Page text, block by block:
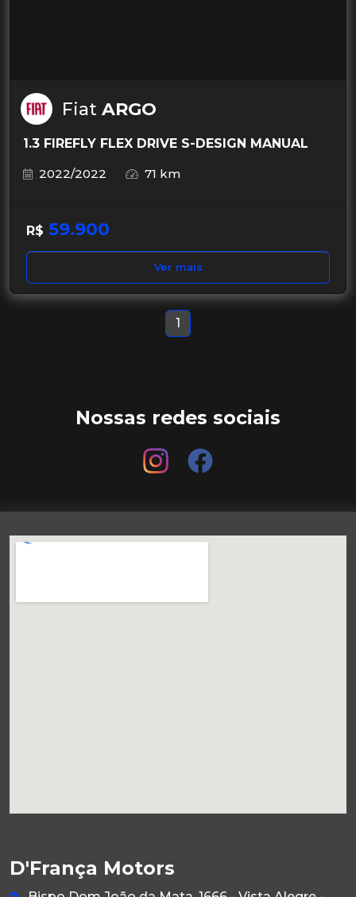
Fiat ARGO
1.3 FIREFLY FLEX DRIVE S-DESIGN MANUAL
2022/2022
71 km
R$ 59.900
Ver mais
1
Nossas redes sociais
D'França Motors